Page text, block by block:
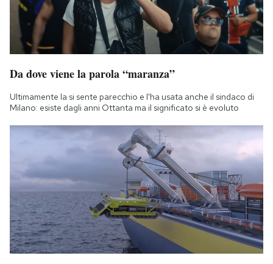
Da dove viene la parola “maranza”
Ultimamente la si sente parecchio e l'ha usata anche il sindaco di
Milano: esiste dagli anni Ottanta ma il significato si è evoluto